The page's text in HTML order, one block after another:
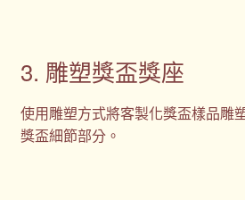
3. 雕塑獎盃獎座
使用雕塑方式將客製化獎盃樣品雕
獎盃細節部分。